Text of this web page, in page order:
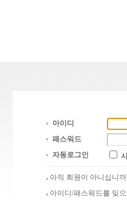
아이디
패스워드
자동로그인
아직 회원이 아니십니
아이디/패스워드를 잊